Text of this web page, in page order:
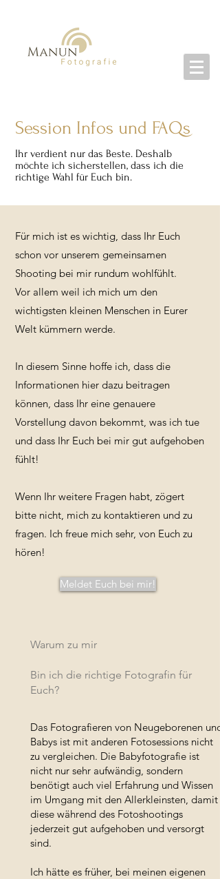
Session Infos und FAQs
Ihr verdient nur das Beste. Deshalb
möchte ich sicherstellen, dass ich die
richtige Wahl für Euch bin.
Für mich ist es wichtig, dass Ihr Euch
schon vor unserem gemeinsamen
Shooting bei mir rundum wohlfühlt.
Vor allem weil ich mich um den
wichtigsten kleinen Menschen in Eurer
Welt kümmern werde.
In diesem Sinne hoffe ich, dass die
Informationen hier dazu beitragen
können, dass Ihr eine genauere
Vorstellung davon bekommt, was ich tue
und dass Ihr Euch bei mir gut aufgehoben
fühlt!
Wenn Ihr weitere Fragen habt, zögert
bitte nicht, mich zu kontaktieren und zu
fragen. Ich freue mich sehr, von Euch zu
hören!
Meldet Euch bei mir!
Warum zu mir
Bin ich die richtige Fotografin für
Euch?
Das Fotografieren von Neugeborenen und
Babys ist mit anderen Fotosessions nicht
zu vergleichen. Die Babyfotografie ist
nicht nur sehr aufwändig, sondern
benötigt auch viel Erfahrung und Wissen
im Umgang mit den Allerkleinsten, damit
diese während des Fotoshootings
jederzeit gut aufgehoben und versorgt
sind.
Ich hätte es früher, bei meinen eigenen